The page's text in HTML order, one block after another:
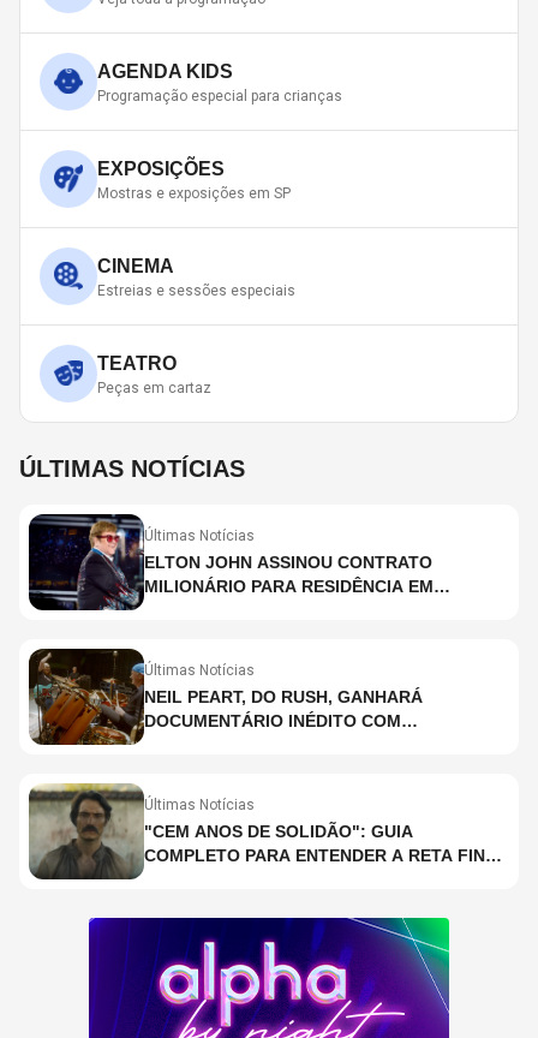
AGENDA KIDS
Programação especial para crianças
EXPOSIÇÕES
Mostras e exposições em SP
CINEMA
Estreias e sessões especiais
TEATRO
Peças em cartaz
ÚLTIMAS NOTÍCIAS
Últimas Notícias
ELTON JOHN ASSINOU CONTRATO
MILIONÁRIO PARA RESIDÊNCIA EM
Últimas Notícias
NEIL PEART, DO RUSH, GANHARÁ
DOCUMENTÁRIO INÉDITO COM
Últimas Notícias
"CEM ANOS DE SOLIDÃO": GUIA
COMPLETO PARA ENTENDER A RETA FINAL